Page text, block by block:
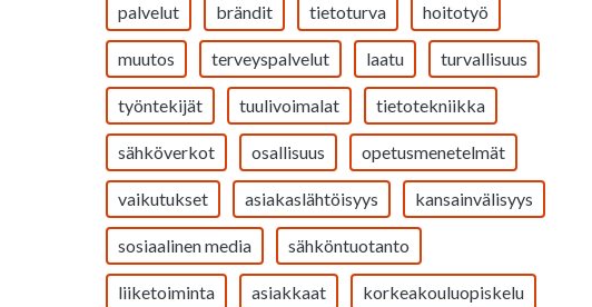
palvelut brändit tietoturva hoitotyö
muutos terveyspalvelut laatu turvallisuus
työntekijät tuulivoimalat tietotekniikka
sähköverkot osallisuus opetusmenetelmät
vaikutukset asiakaslähtöisyys kansainvälisyys
sosiaalinen media sähköntuotanto
liiketoiminta asiakkaat korkeakouluopiskelu